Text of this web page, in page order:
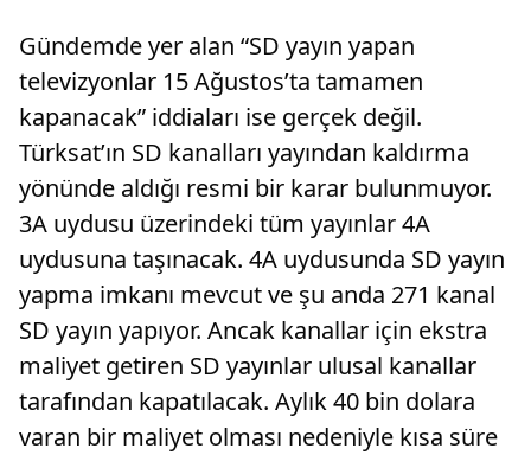
Gündemde yer alan “SD yayın yapan
televizyonlar 15 Ağustos’ta tamamen
kapanacak” iddiaları ise gerçek değil.
Türksat’ın SD kanalları yayından kaldırma
yönünde aldığı resmi bir karar bulunmuyor.
3A uydusu üzerindeki tüm yayınlar 4A
uydusuna taşınacak. 4A uydusunda SD yayın
yapma imkanı mevcut ve şu anda 271 kanal
SD yayın yapıyor. Ancak kanallar için ekstra
maliyet getiren SD yayınlar ulusal kanallar
tarafından kapatılacak. Aylık 40 bin dolara
varan bir maliyet olması nedeniyle kısa süre